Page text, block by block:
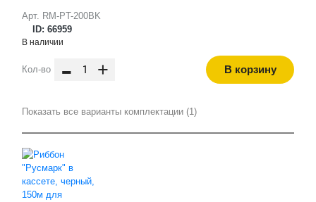
Арт. RM-PT-200BK
ID: 66959
В наличии
Кол-во - + В корзину
Показать все варианты комплектации (1)